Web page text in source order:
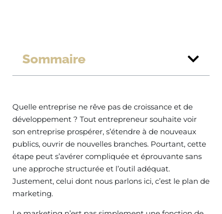
Sommaire
Quelle entreprise ne rêve pas de croissance et de
développement ? Tout entrepreneur souhaite voir
son entreprise prospérer, s’étendre à de nouveaux
publics, ouvrir de nouvelles branches. Pourtant, cette
étape peut s’avérer compliquée et éprouvante sans
une approche structurée et l’outil adéquat.
Justement, celui dont nous parlons ici, c’est le plan de
marketing.